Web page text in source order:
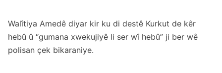
Walîtiya Amedê diyar kir ku di destê Kurkut de kêr
hebû û “gumana xwekujiyê li ser wî hebû” ji ber wê
polisan çek bikaraniye.